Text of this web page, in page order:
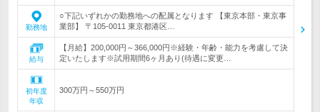
勤務地
○下記いずれかの勤務地への配属となります 【東京本部・東京事
業部】 〒105-0011 東京都港区…
給与
【月給】200,000円～366,000円※経験・年齢・能力を考慮して決
定いたします※試用期間6ヶ月あり(待遇に変更…
初年度
年収
300万円～550万円